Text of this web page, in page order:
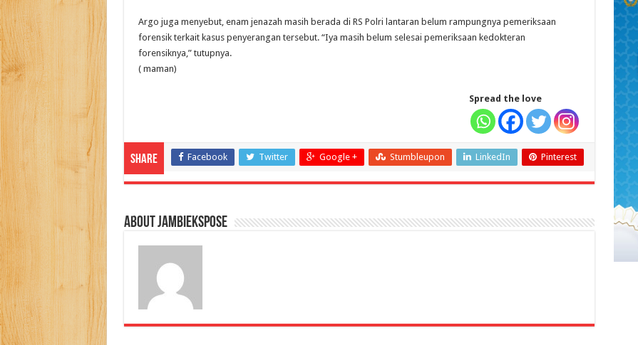
Argo juga menyebut, enam jenazah masih berada di RS Polri lantaran belum rampungnya pemeriksaan
forensik terkait kasus penyerangan tersebut. “Iya masih belum selesai pemeriksaan kedokteran
forensiknya,” tutupnya.
( maman)
Spread the love
Share Facebook Twitter Google + Stumbleupon LinkedIn Pinterest
About jambiekspose